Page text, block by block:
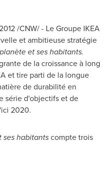
/CNW/ - Le Groupe IKEA
et ambitieuse stratégie
et ses habitants.
de la croissance à long
et tire parti de la longue
de durabilité en
série d'objectifs et de
2020.
ses habitantscompte trois